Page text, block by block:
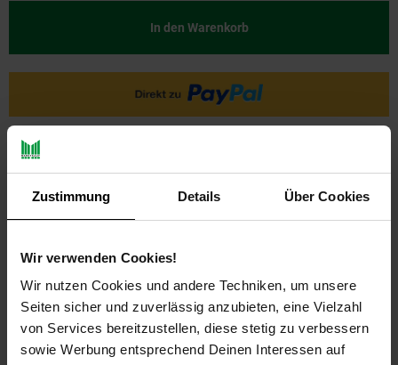
Zustimmung Details Über Cookies
Wir verwenden Cookies!
Wir nutzen Cookies und andere Techniken, um unsere
Seiten sicher und zuverlässig anzubieten, eine Vielzahl
von Services bereitzustellen, diese stetig zu verbessern
sowie Werbung entsprechend Deinen Interessen auf
In den Warenkorb
Payback Punkte Basis°Punkte:
7
Extra°Punkte:
0